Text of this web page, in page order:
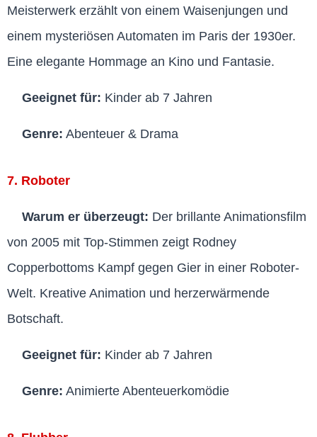
Meisterwerk erzählt von einem Waisenjungen und
einem mysteriösen Automaten im Paris der 1930er.
Eine elegante Hommage an Kino und Fantasie.
Geeignet für: Kinder ab 7 Jahren
Genre: Abenteuer & Drama
7. Roboter
Warum er überzeugt: Der brillante Animationsfilm
von 2005 mit Top-Stimmen zeigt Rodney
Copperbottoms Kampf gegen Gier in einer Roboter-
Welt. Kreative Animation und herzerwärmende
Botschaft.
Geeignet für: Kinder ab 7 Jahren
Genre: Animierte Abenteuerkomödie